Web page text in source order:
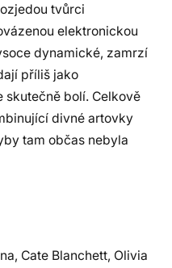
tvůrci
elektronickou
dynamické, zamrzí
příliš jako
skutečně bolí. Celkově
divné artovky
tam občas nebyla
Cate Blanchett, Olivia